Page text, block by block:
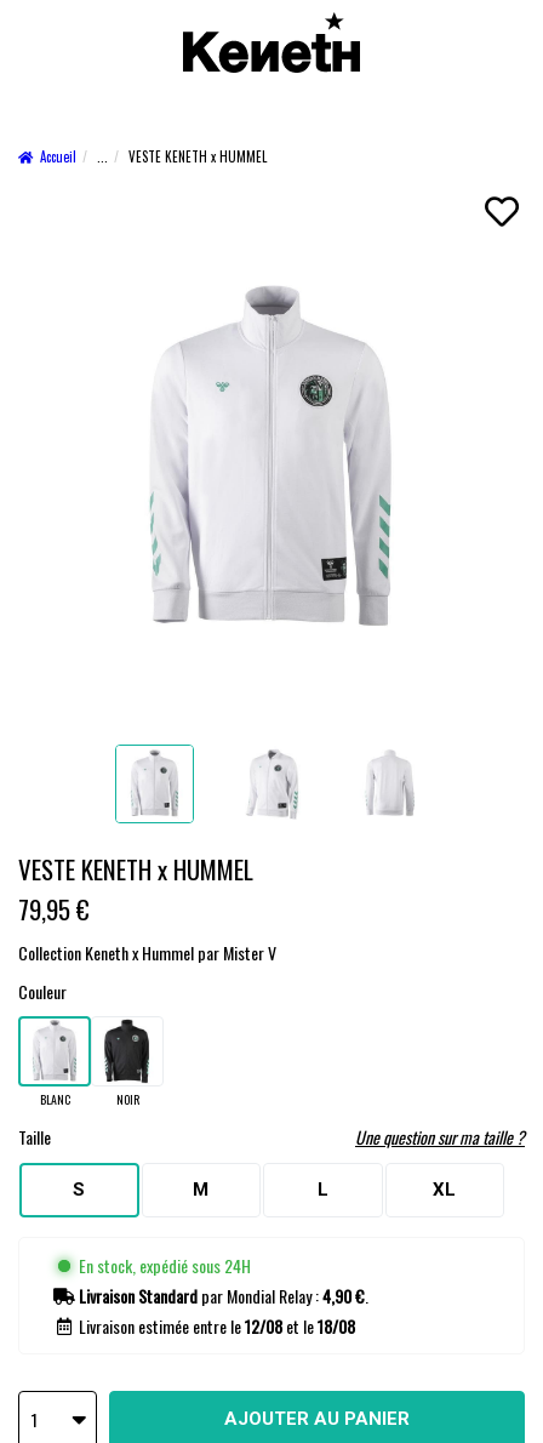
Accueil VESTE KENETH x HUMMEL
VESTE KENETH x HUMMEL
79,95 €
Collection Keneth x Hummel par Mister V
Couleur
BLANC NOIR
Taille Une question sur ma taille ?
S M L XL
En stock, expédié sous 24H
Livraison Standardpar Mondial Relay :4,90 €
Livraison estimée entre le12/08et le18/08
1 AJOUTER AU PANIER